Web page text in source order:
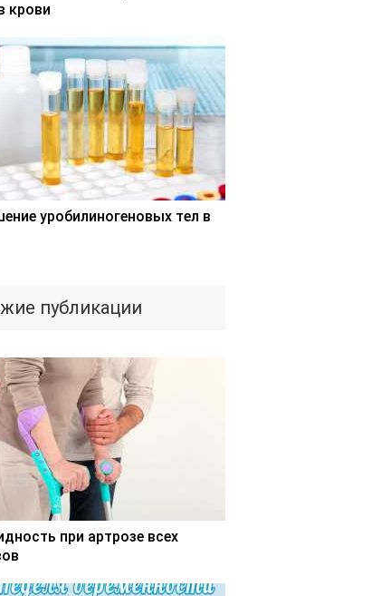
крови
уробилиногеновых тел в
публикации
при артрозе всех